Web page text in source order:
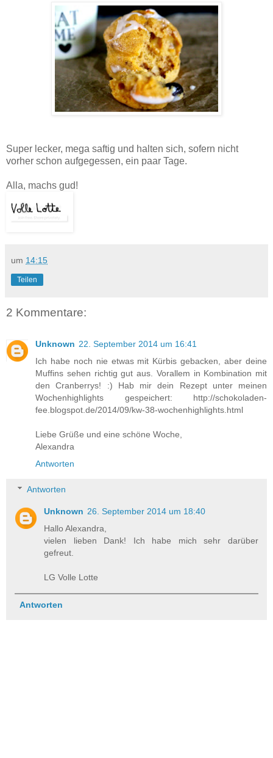
Super lecker, mega saftig und halten sich, sofern nicht
vorher schon aufgegessen, ein paar Tage.
Alla, machs gud!
um 14:15
Teilen
2 Kommentare:
Unknown 22. September 2014 um 16:41
Ich habe noch nie etwas mit Kürbis gebacken, aber deine
Muffins sehen richtig gut aus. Vorallem in Kombination mit
den Cranberrys! :) Hab mir dein Rezept unter meinen
Wochenhighlights gespeichert: http://schokoladen-
fee.blogspot.de/2014/09/kw-38-wochenhighlights.html
Liebe Grüße und eine schöne Woche,
Alexandra
Antworten
Antworten
Unknown 26. September 2014 um 18:40
Hallo Alexandra,
vielen lieben Dank! Ich habe mich sehr darüber
gefreut.
LG Volle Lotte
Antworten